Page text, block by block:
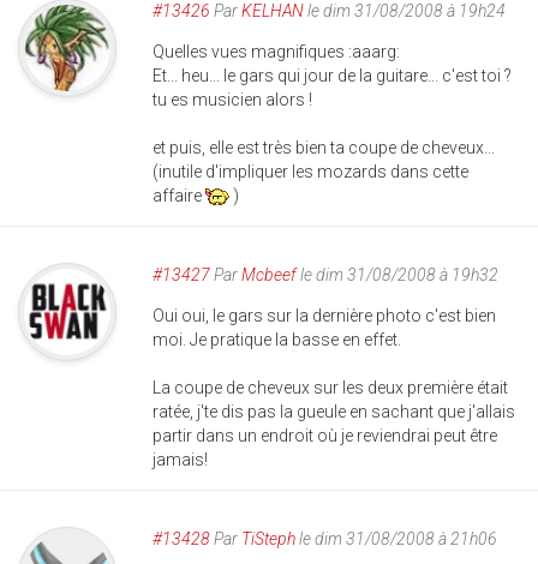
#13426 ParKELHANle dim 31/08/2008 à 19h24
Quelles vues magnifiques :aaarg:
Et... heu... le gars qui jour de la guitare... c'est toi ?
tu es musicien alors !
et puis, elle est très bien ta coupe de cheveux...
(inutile d'impliquer les mozards dans cette
affaire
)
#13427ParMcbeefle dim 31/08/2008 à 19h32
Oui oui, le gars sur la dernière photo c'est bien
moi. Je pratique la basse en effet.
La coupe de cheveux sur les deux première était
ratée, j'te dis pas la gueule en sachant que j'allais
partir dans un endroit où je reviendrai peut être
jamais!
#13428Par TiStephle dim 31/08/2008 à 21h06